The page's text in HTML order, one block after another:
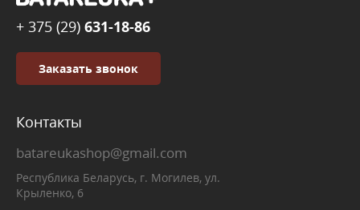
+ 375 (29) 631-18-86
Заказать звонок
Контакты
batareukashop@gmail.com
Республика Беларусь, г. Могилев, ул.
Крыленко, 6